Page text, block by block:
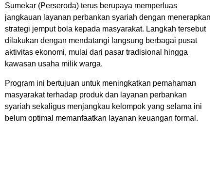
Sumekar (Perseroda) terus berupaya memperluas
jangkauan layanan perbankan syariah dengan menerapkan
strategi jemput bola kepada masyarakat. Langkah tersebut
dilakukan dengan mendatangi langsung berbagai pusat
aktivitas ekonomi, mulai dari pasar tradisional hingga
kawasan usaha milik warga.
Program ini bertujuan untuk meningkatkan pemahaman
masyarakat terhadap produk dan layanan perbankan
syariah sekaligus menjangkau kelompok yang selama ini
belum optimal memanfaatkan layanan keuangan formal.